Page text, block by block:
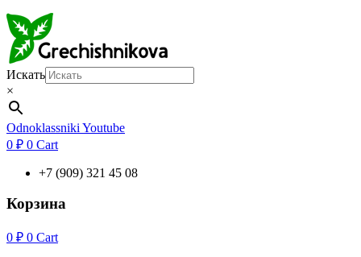
Искать
×
Odnoklassniki Youtube
0 ₽ 0 Cart
+7 (909) 321 45 08
Корзина
0 ₽ 0 Cart